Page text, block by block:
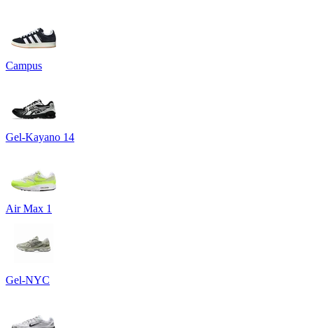
Campus
Gel-Kayano 14
Air Max 1
Gel-NYC